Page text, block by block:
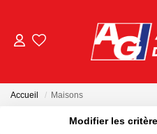
Accueil Maisons
Modifier les